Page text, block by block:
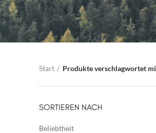
Start Produkte verschlagwortet
SORTIEREN NACH
Beliebtheit